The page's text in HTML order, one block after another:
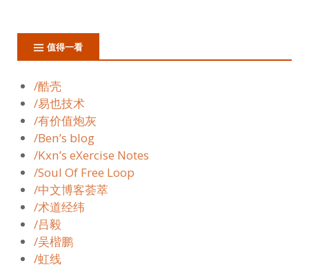
值得一看
/酷壳
/易也技术
/有价值炮灰
/Ben’s blog
/Kxn’s eXercise Notes
/Soul Of Free Loop
/中文博客荟萃
/术道经纬
/吕毅
/吴楷鹏
/虹线